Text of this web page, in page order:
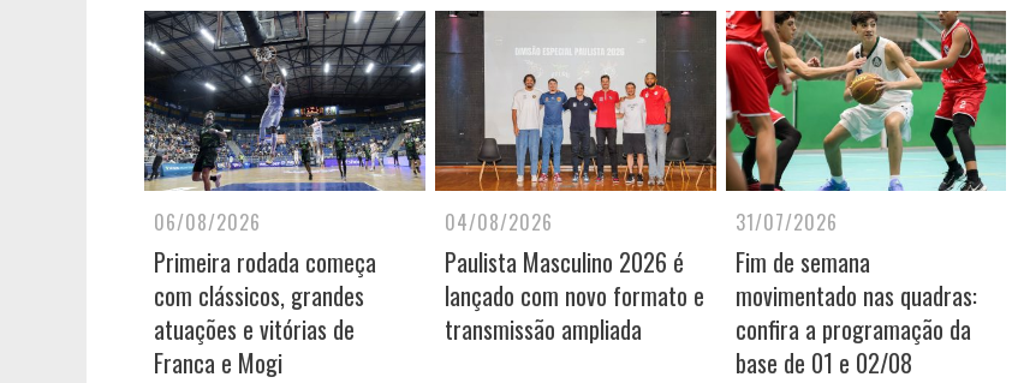
06/08/2026
Primeira rodada começa
com clássicos, grandes
atuações e vitórias de
Franca e Mogi
04/08/2026
Paulista Masculino 2026 é
lançado com novo formato e
transmissão ampliada
31/07/2026
Fim de semana
movimentado nas quadras:
confira a programação da
base de 01 e 02/08